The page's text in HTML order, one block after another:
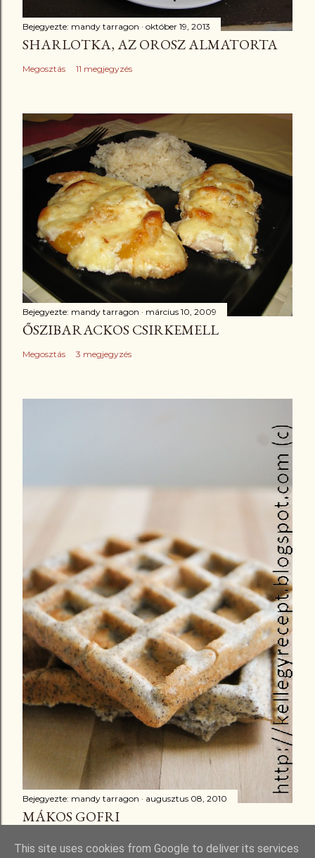
Bejegyezte: mandy tarragon október 19, 2013
SHARLOTKA, AZ OROSZ ALMATORTA
Megosztás 11 megjegyzés
Bejegyezte: mandy tarragon március 10, 2009
ŐSZIBARACKOS CSIRKEMELL
Megosztás 3 megjegyzés
Bejegyezte: mandy tarragon augusztus 08, 2010
MÁKOS GOFRI
This site uses cookies from Google to deliver its services